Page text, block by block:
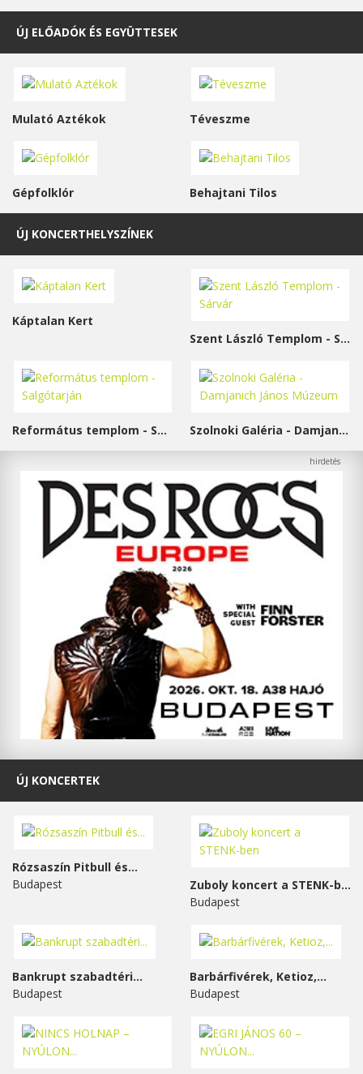
ÚJ ELŐADÓK ÉS EGYÜTTESEK
Mulató Aztékok Téveszme
Gépfolklór Behajtani Tilos
ÚJ KONCERTHELYSZÍNEK
Káptalan Kert
Szent László Templom - Sárvár
Református templom - Salgótarján Szolnoki Galéria - Damjanich János Múzeum
ÚJ KONCERTEK
Rózsaszín Pitbull és...
Budapest
Zuboly koncert a STENK-ben
Budapest
Bankrupt szabadtéri...
Budapest
Barbárfivérek, Ketioz,...
Budapest